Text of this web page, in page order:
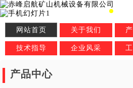
网站首页 关于我们
技术指导 企业风采
产品中心